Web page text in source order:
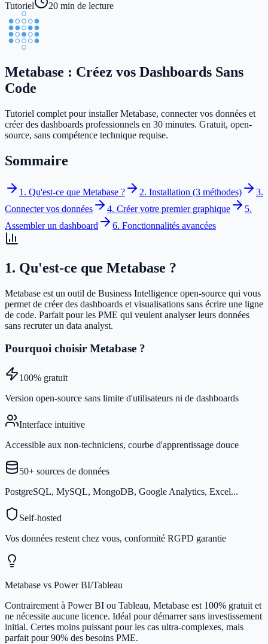
Tutoriel
20 min de lecture
Metabase : Créez vos Dashboards Sans
Code
Tutoriel complet pour installer Metabase, connecter vos données et
créer des dashboards professionnels en 30 minutes. Gratuit, open-
source, sans compétence technique requise.
Sommaire
1. Qu'est-ce que Metabase ? 2. Installation (3 méthodes)
3.
Connecter vos données
4. Créer votre premier graphique
5.
Assembler un dashboard
6. Fonctionnalités avancées
1. Qu'est-ce que Metabase ?
Metabase est un outil de Business Intelligence open-source qui vous
permet de créer des dashboards et visualisations sans écrire une ligne
de code. Parfait pour les PME qui veulent analyser leurs données
sans recruter un data analyst.
Pourquoi choisir Metabase ?
100% gratuit
Version open-source sans limite d'utilisateurs ni de dashboards
Interface intuitive
Accessible aux non-techniciens, courbe d'apprentissage douce
50+ sources de données
PostgreSQL, MySQL, MongoDB, Google Analytics, Excel...
Self-hosted
Vos données restent chez vous, conformité RGPD garantie
Metabase vs Power BI/Tableau
Contrairement à Power BI ou Tableau, Metabase est 100% gratuit et
ne nécessite aucune licence. Idéal pour démarrer sans investissement
initial. Certes moins puissant pour les cas ultra-complexes, mais
parfait pour 90% des besoins PME.